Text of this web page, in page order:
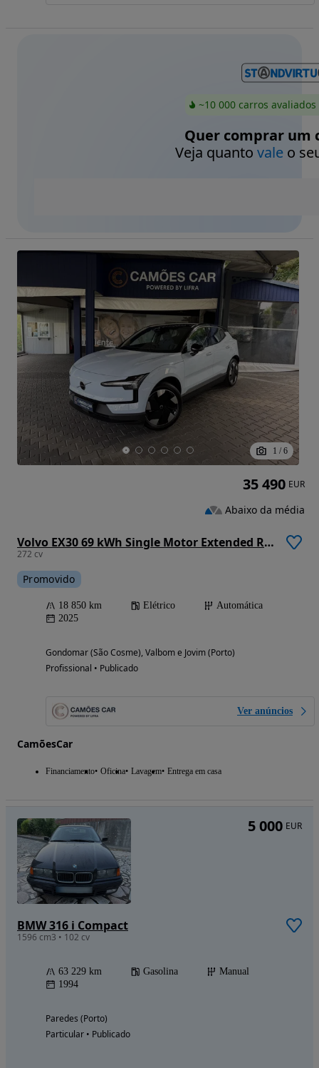
~10 000 carros
Quer comprar um
Veja quanto valeo
1 / 6
Volvo EX30 69 kWh Single Motor Extended Range Plus
272 cv
Promovido
18 850 km Elétrico
Automática
2025
Gondomar (São Cosme), Valbom e Jovim (Porto)
Profissional • Publicado
Ver anúncios
CamõesCar
Financiamento Oficina Lavagem Entrega em casa
35 490 EUR
Abaixo da média
BMW 316 i Compact
1596 cm3 • 102 cv
63 229 km Gasolina
Manual
1994
Paredes (Porto)
Particular • Publicado
5 000 EUR